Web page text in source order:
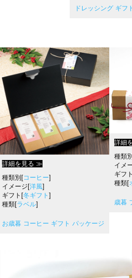
ドレッシング ギフ
詳細を見る ≫
種類別[コーヒー]
イメージ[洋風]
ギフト[冬ギフト ]
種類[ラベル]
お歳暮 コーヒー ギフト パッケージ
詳細
種類
イメ
ギフ
種類[
歳暮